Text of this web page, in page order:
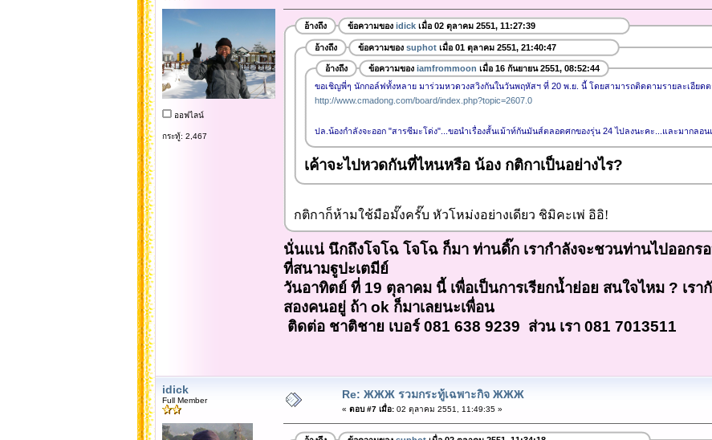
ออฟไลน์
กระทู้: 2,467
อ้างถึง ข้อความของ idickเมื่อ 02 ตุลาคม 2551, 11:27:39
อ้างถึง ข้อความของ suphotเมื่อ 01 ตุลาคม 2551, 21:40:47
อ้างถึง ข้อความของ iamfrommoon เมื่อ 16 กันยายน 2551, 08:52:44
ขอเชิญพี่ๆ นักกอล์ฟทั้งหลาย มาร่วมหวดวงสวิงกันในวันพฤหัสฯ ที่ 20 พ.ย. นี้ โดยสามารถติดตามรายละเอียด
http://www.cmadong.com/board/index.php?topic=2607.0
ปล.น้องกำลังจะออก "สารซีมะโด่ง"...ขอนำเรื่องสั้นเม้าท์กันมันส์ตลอดศกของรุ่น 24 ไปลงนะคะ...และมากลอ
เค้าจะไปหวดกันที่ไหนหรือ น้อง กติกาเป็นอย่างไร?
กติกาก็ห้ามใช้มือมั๊งครั๊บ หัวโหม่งอย่างเดียว ชิมิคะเพ่ อิอิ!
นั่นแน่ นึกถึงโจโฉ โจโฉ ก็มา ท่านดิ๊ก เรากำลังจะชวนท่านไปออกร
ที่สนามฐูปะเตมีย์
วันอาทิตย์ ที่ 19 ตุลาคม นี้ เพื่อเป็นการเรียกน้ำย่อย สนใจไหม ? เร
สองคนอยู่ ถ้า ok ก็มาเลยนะเพื่อน
ติดต่อ ชาติชาย เบอร์ 081 638 9239 ส่วน เรา 081 7013511
idick
Full Member Re: ЖЖЖ รวมกระทู้เฉพาะกิจ ЖЖЖ
« ตอบ #7 เมื่อ:02 ตุลาคม 2551, 11:49:35 »